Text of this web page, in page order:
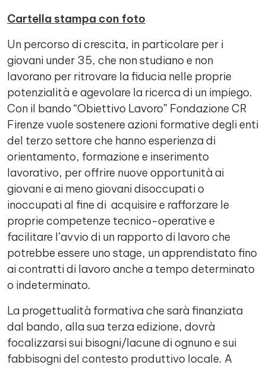
Cartella stampa con foto
Un percorso di crescita, in particolare per i
giovani under 35, che non studiano e non
lavorano per ritrovare la fiducia nelle proprie
potenzialità e agevolare la ricerca di un impiego.
Con il bando “Obiettivo Lavoro” Fondazione CR
Firenze vuole sostenere azioni formative degli enti
del terzo settore che hanno esperienza di
orientamento, formazione e inserimento
lavorativo, per offrire nuove opportunità ai
giovani e ai meno giovani disoccupati o
inoccupati al fine di acquisire e rafforzare le
proprie competenze tecnico-operative e
facilitare l’avvio di un rapporto di lavoro che
potrebbe essere uno stage, un apprendistato fino
ai contratti di lavoro anche a tempo determinato
o indeterminato.
La progettualità formativa che sarà finanziata
dal bando, alla sua terza edizione, dovrà
focalizzarsi sui bisogni/lacune di ognuno e sui
fabbisogni del contesto produttivo locale. A